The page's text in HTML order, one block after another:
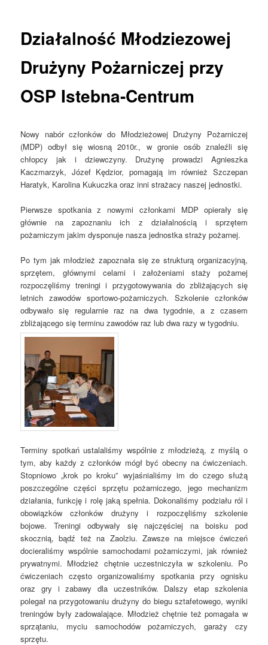
Działalność Młodziezowej
Drużyny Pożarniczej przy
OSP Istebna-Centrum
Nowy nabór członków do Młodzieżowej Drużyny Pożarniczej
(MDP) odbył się wiosną 2010r., w gronie osób znaleźli się
chłopcy jak i dziewczyny. Drużynę prowadzi Agnieszka
Kaczmarzyk, Józef Kędzior, pomagają im również Szczepan
Haratyk, Karolina Kukuczka oraz inni strażacy naszej jednostki.
Pierwsze spotkania z nowymi członkami MDP opierały się
głównie na zapoznaniu ich z działalnością i sprzętem
pożarniczym jakim dysponuje nasza jednostka straży pożarnej.
Po tym jak młodzież zapoznała się ze strukturą organizacyjną,
sprzętem, głównymi celami i założeniami staży pożarnej
rozpoczęliśmy treningi i przygotowywania do zbliżających się
letnich zawodów sportowo-pożarniczych. Szkolenie członków
odbywało się regularnie raz na dwa tygodnie, a z czasem
zbliżającego się terminu zawodów raz lub dwa razy w tygodniu.
Terminy spotkań ustalaliśmy wspólnie z młodzieżą, z myślą o
tym, aby każdy z członków mógł być obecny na ćwiczeniach.
Stopniowo „krok po kroku” wyjaśnialiśmy im do czego służą
poszczególne części sprzętu pożarniczego, jego mechanizm
działania, funkcję i rolę jaką spełnia. Dokonaliśmy podziału ról i
obowiązków członków drużyny i rozpoczęliśmy szkolenie
bojowe. Treningi odbywały się najczęściej na boisku pod
skocznią, bądź też na Zaolziu. Zawsze na miejsce ćwiczeń
docieraliśmy wspólnie samochodami pożarniczymi, jak również
prywatnymi. Młodzież chętnie uczestniczyła w szkoleniu. Po
ćwiczeniach często organizowaliśmy spotkania przy ognisku
oraz gry i zabawy dla uczestników. Dalszy etap szkolenia
polegał na przygotowaniu drużyny do biegu sztafetowego, wyniki
treningów były zadowalające. Młodzież chętnie też pomagała w
sprzątaniu, myciu samochodów pożarniczych, garaży czy
sprzętu.